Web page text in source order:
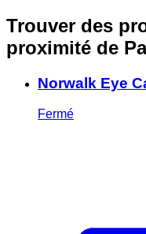
Trouver des
proximité de
Norwalk Eye
Fermé